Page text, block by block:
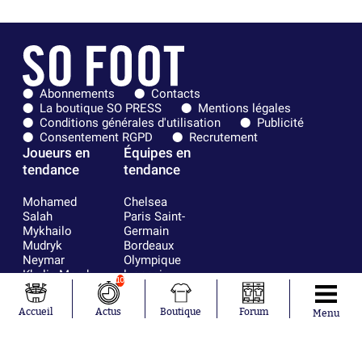
Abonnements
Contacts
La boutique SO PRESS
Mentions légales
Conditions générales d'utilisation
Publicité
Consentement RGPD
Recrutement
Joueurs en
tendance
Mohamed
Salah
Mykhailo
Mudryk
Neymar
Khalis Merah
Loïs Openda
Moussa
Niakhaté
Équipes en
tendance
Chelsea
Paris Saint-
Germain
Bordeaux
Olympique
lyonnais
FIFA
Real Madrid
RC Strasbourg
Accueil
10
Actus Boutique Forum Menu